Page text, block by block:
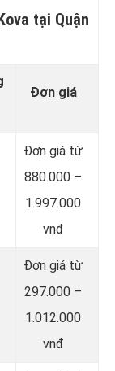
tại Quận
Đơn giá
Đơn giá từ
880.000 –
1.997.000
vnđ
Đơn giá từ
297.000 –
1.012.000
vnđ